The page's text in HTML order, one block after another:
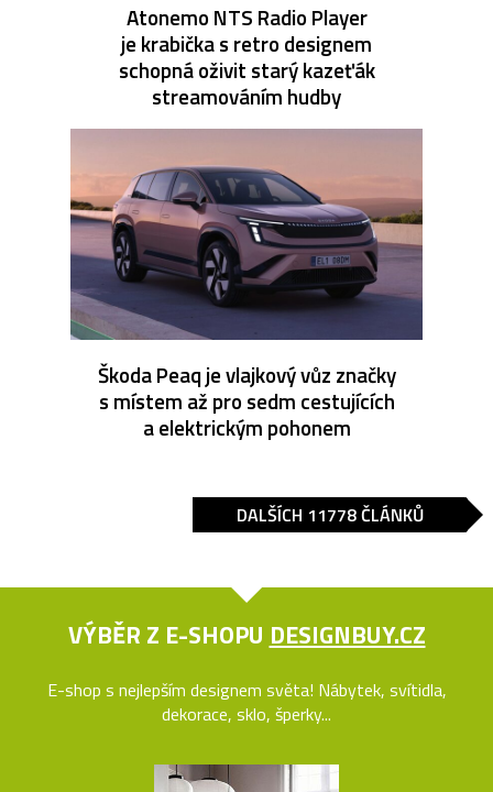
Atonemo NTS Radio Player
je krabička s retro designem
schopná oživit starý kazeťák
streamováním hudby
Škoda Peaq je vlajkový vůz značky
s místem až pro sedm cestujících
a elektrickým pohonem
DALŠÍCH 11778 ČLÁNKŮ
VÝBĚR Z E-SHOPU DESIGNBUY.CZ
E-shop s nejlepším designem světa! Nábytek, svítidla,
dekorace, sklo, šperky...